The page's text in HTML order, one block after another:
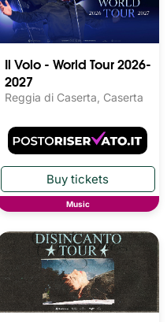
Il Volo - World Tour 2026-
2027
Reggia di Caserta, Caserta
Music